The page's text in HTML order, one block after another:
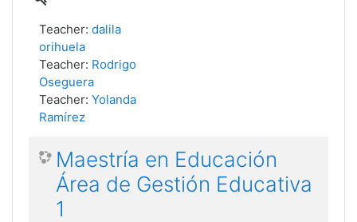
Teacher: dalila
orihuela
Teacher: Rodrigo
Oseguera
Teacher: Yolanda
Ramírez
Maestría en Educación
Área de Gestión Educativa
1